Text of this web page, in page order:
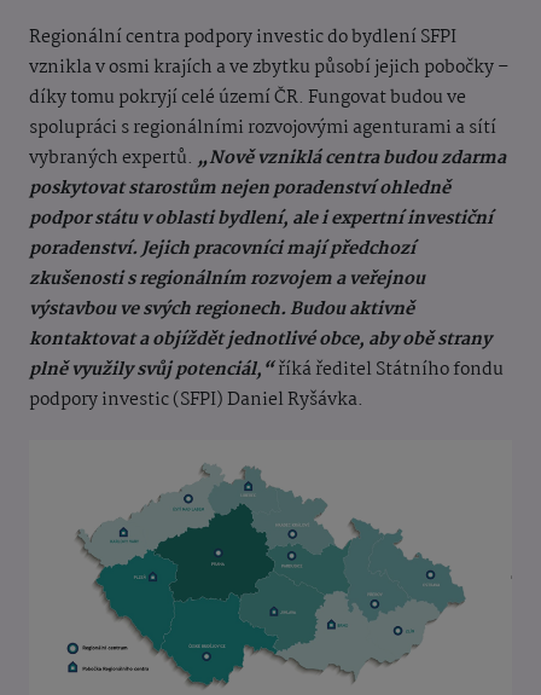
Regionální centra podpory investic do bydlení SFPI
vznikla v osmi krajích a ve zbytku působí jejich pobočky –
díky tomu pokryjí celé území ČR. Fungovat budou ve
spolupráci s regionálními rozvojovými agenturami a sítí
vybraných expertů. „Nově vzniklá centra budou zdarma
poskytovat starostům nejen poradenství ohledně
podpor státu v oblasti bydlení, ale i expertní investiční
poradenství. Jejich pracovníci mají předchozí
zkušenosti s regionálním rozvojem a veřejnou
výstavbou ve svých regionech. Budou aktivně
kontaktovat a objíždět jednotlivé obce, aby obě strany
plně využily svůj potenciál,“říká ředitel Státního fondu
podpory investic (SFPI) Daniel Ryšávka.